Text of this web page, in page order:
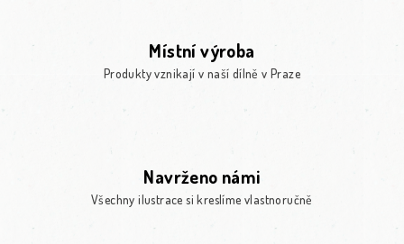
Místní výroba
Produkty vznikají v naší dílně v Praze
Navrženo námi
Všechny ilustrace si kreslíme vlastnoručně